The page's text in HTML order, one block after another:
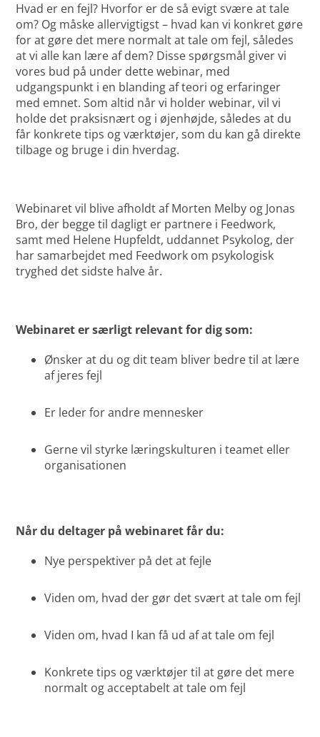
Hvad er en fejl? Hvorfor er de så evigt svære at tale
om? Og måske allervigtigst – hvad kan vi konkret gøre
for at gøre det mere normalt at tale om fejl, således
at vi alle kan lære af dem? Disse spørgsmål giver vi
vores bud på under dette webinar, med
udgangspunkt i en blanding af teori og erfaringer
med emnet. Som altid når vi holder webinar, vil vi
holde det praksisnært og i øjenhøjde, således at du
får konkrete tips og værktøjer, som du kan gå direkte
tilbage og bruge i din hverdag.
Webinaret vil blive afholdt af Morten Melby og Jonas
Bro, der begge til dagligt er partnere i Feedwork,
samt med Helene Hupfeldt, uddannet Psykolog, der
har samarbejdet med Feedwork om psykologisk
tryghed det sidste halve år.
Webinaret er særligt relevant for dig som:
Ønsker at du og dit team bliver bedre til at lære
af jeres fejl
Er leder for andre mennesker
Gerne vil styrke læringskulturen i teamet eller
organisationen
Når du deltager på webinaret får du:
Nye perspektiver på det at fejle
Viden om, hvad der gør det svært at tale om fejl
Viden om, hvad I kan få ud af at tale om fejl
Konkrete tips og værktøjer til at gøre det mere
normalt og acceptabelt at tale om fejl